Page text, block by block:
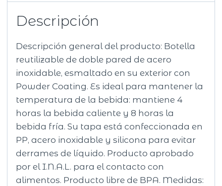
Descripción
Descripción general del producto: Botella
reutilizable de doble pared de acero
inoxidable, esmaltado en su exterior con
Powder Coating. Es ideal para mantener la
temperatura de la bebida: mantiene 4
horas la bebida caliente y 8 horas la
bebida fría. Su tapa está confeccionada en
PP, acero inoxidable y silicona para evitar
derrames de líquido. Producto aprobado
por el I.N.A.L. para el contacto con
alimentos. Producto libre de BPA. Medidas: